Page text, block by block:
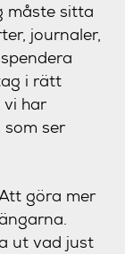
måste sitta
journaler,
i rätt
har
som ser
göra mer
ut vad just